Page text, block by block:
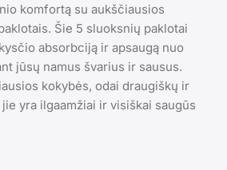
komfortą su aukščiausios
Šie 5 sluoksnių paklotai
absorbciją ir apsaugą nuo
jūsų namus švarius ir sausus.
kokybės, odai draugiškų ir
yra ilgaamžiai ir visiškai saugūs